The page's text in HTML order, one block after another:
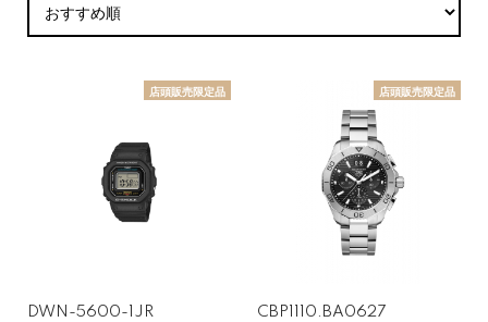
店頭販売限定品
DWN-5600-1JR
店頭販売限定品
CBP1110.BA0627